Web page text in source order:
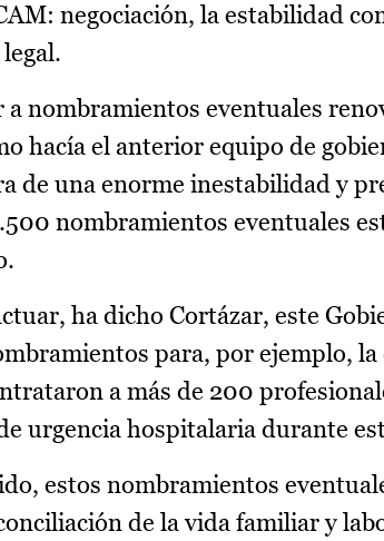
negociación, la estabilidad
a nombramientos eventuales
hacía el anterior equipo de
de una enorme inestabilidad y
nombramientos eventuales
ha dicho Cortázar, este
para, por ejemplo,
a más de 200
urgencia hospitalaria durante
estos nombramientos
de la vida familiar y